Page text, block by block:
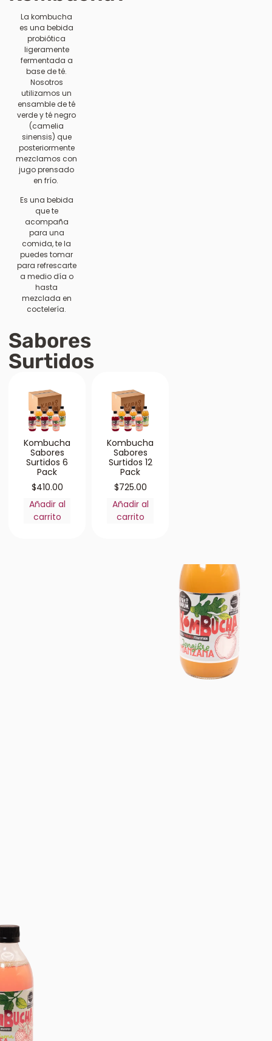
La kombucha
es una bebida
probiótica
ligeramente
fermentada a
base de té.
Nosotros
utilizamos un
ensamble de té
verde y té negro
(camelia
sinensis) que
posteriormente
mezclamos con
jugo prensado
en frío.
Es una bebida
que te
acompaña
para una
comida, te la
puedes tomar
para refrescarte
a medio día o
hasta
mezclada en
coctelería.
Sabores
Surtidos
Kombucha
Sabores
Surtidos 6
Pack
$410.00
Añadir al
carrito
Kombucha
Sabores
Surtidos 12
Pack
$725.00
Añadir al
carrito